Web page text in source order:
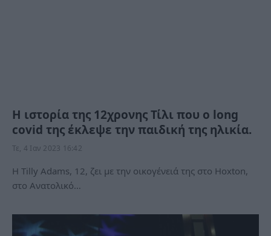
Η ιστορία της 12χρονης Τίλι που ο long
covid της έκλεψε την παιδική της ηλικία.
Τε, 4 Ιαν 2023 16:42
Η Tilly Adams, 12, ζει με την οικογένειά της στο Hoxton,
στο Ανατολικό…